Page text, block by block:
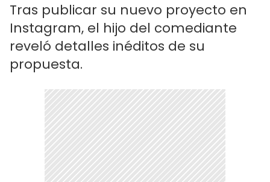
Tras publicar su nuevo proyecto en
Instagram, el hijo del comediante
reveló detalles inéditos de su
propuesta.